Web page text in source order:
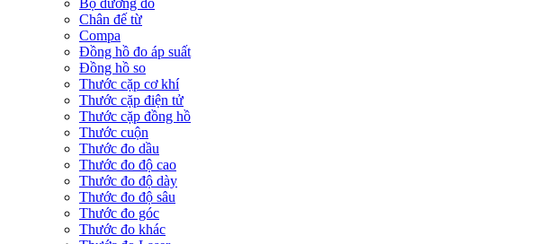
Bộ dưỡng đo
Chân đế từ
Compa
Đồng hồ đo áp suất
Đồng hồ so
Thước cặp cơ khí
Thước cặp điện tử
Thước cặp đồng hồ
Thước cuộn
Thước đo dầu
Thước đo độ cao
Thước đo độ dày
Thước đo độ sâu
Thước đo góc
Thước đo khác